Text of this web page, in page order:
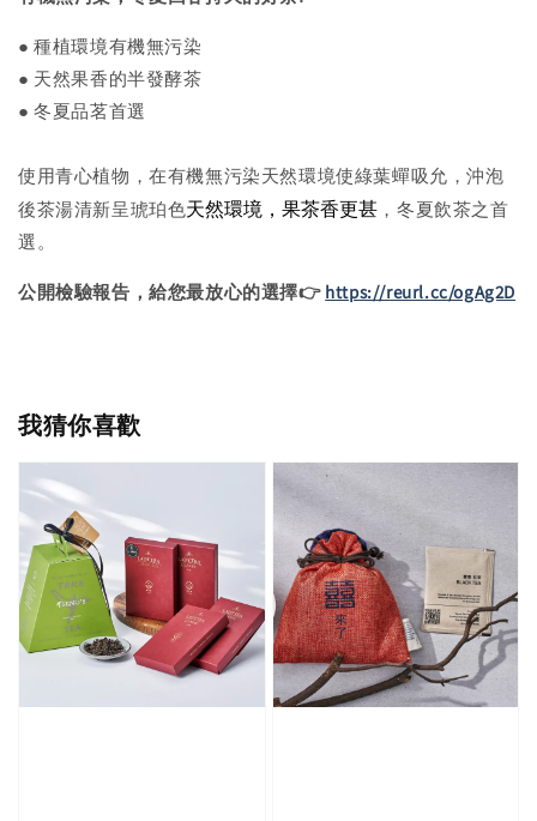
● 種植環境有機無污染
● 天然果香的半發酵茶
● 冬夏品茗首選
使用青心植物，在有機無污染天然環境使綠葉蟬吸允，沖泡
後茶湯清新呈琥珀色天然環境，果茶香更甚 ，冬夏飲茶之首
選。
公開檢驗報告，給您最放心的選擇👉 https://reurl.cc/ogAg2D
我猜你喜歡